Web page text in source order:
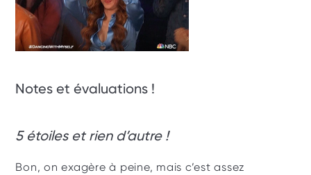
Notes et évaluations !
5 étoiles et rien d’autre !
Bon, on exagère à peine, mais c’est assez